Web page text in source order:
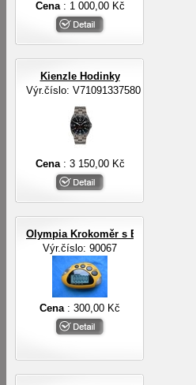
Cena : 1 000,00 Kč
Kienzle Hodinky
Výr.číslo: V71091337580
Cena : 3 150,00 Kč
Olympia Krokoměr s EL osvětlením
Výr.číslo: 90067
Cena : 300,00 Kč